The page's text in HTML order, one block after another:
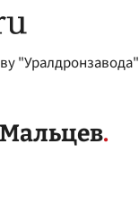
"Уралдронзавода"